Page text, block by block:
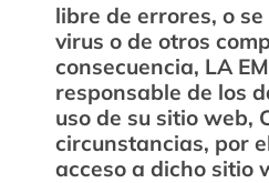
libre de errores, o
virus o de otros
consecuencia, LA
responsable de los
uso de su sitio web,
circunstancias, por
acceso a dicho sitio